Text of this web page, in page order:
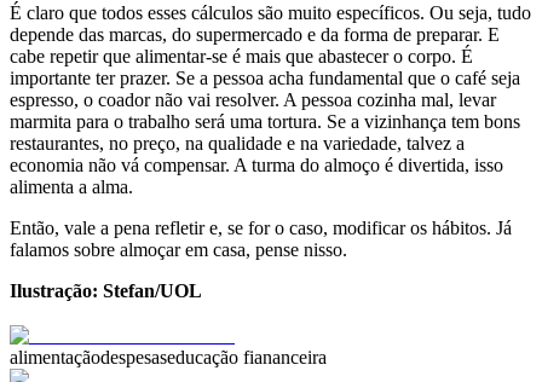
É claro que todos esses cálculos são muito específicos. Ou seja, tudo
depende das marcas, do supermercado e da forma de preparar. E
cabe repetir que alimentar-se é mais que abastecer o corpo. É
importante ter prazer. Se a pessoa acha fundamental que o café seja
espresso, o coador não vai resolver. A pessoa cozinha mal, levar
marmita para o trabalho será uma tortura. Se a vizinhança tem bons
restaurantes, no preço, na qualidade e na variedade, talvez a
economia não vá compensar. A turma do almoço é divertida, isso
alimenta a alma.
Então, vale a pena refletir e, se for o caso, modificar os hábitos. Já
falamos sobre almoçar em casa, pense nisso.
Ilustração: Stefan/UOL
alimentaçãodespesaseducação fiananceira